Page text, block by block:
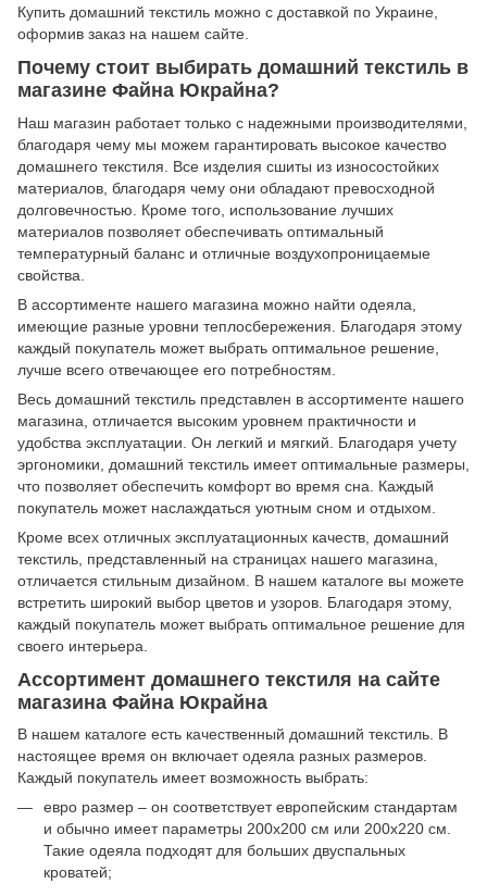
Купить домашний текстиль можно с доставкой по Украине,
оформив заказ на нашем сайте.
Почему стоит выбирать домашний текстиль в
магазине Файна Юкрайна?
Наш магазин работает только с надежными производителями,
благодаря чему мы можем гарантировать высокое качество
домашнего текстиля. Все изделия сшиты из износостойких
материалов, благодаря чему они обладают превосходной
долговечностью. Кроме того, использование лучших
материалов позволяет обеспечивать оптимальный
температурный баланс и отличные воздухопроницаемые
свойства.
В ассортименте нашего магазина можно найти одеяла,
имеющие разные уровни теплосбережения. Благодаря этому
каждый покупатель может выбрать оптимальное решение,
лучше всего отвечающее его потребностям.
Весь домашний текстиль представлен в ассортименте нашего
магазина, отличается высоким уровнем практичности и
удобства эксплуатации. Он легкий и мягкий. Благодаря учету
эргономики, домашний текстиль имеет оптимальные размеры,
что позволяет обеспечить комфорт во время сна. Каждый
покупатель может наслаждаться уютным сном и отдыхом.
Кроме всех отличных эксплуатационных качеств, домашний
текстиль, представленный на страницах нашего магазина,
отличается стильным дизайном. В нашем каталоге вы можете
встретить широкий выбор цветов и узоров. Благодаря этому,
каждый покупатель может выбрать оптимальное решение для
своего интерьера.
Ассортимент домашнего текстиля на сайте
магазина Файна Юкрайна
В нашем каталоге есть качественный домашний текстиль. В
настоящее время он включает одеяла разных размеров.
Каждый покупатель имеет возможность выбрать:
евро размер – он соответствует европейским стандартам
и обычно имеет параметры 200х200 см или 200х220 см.
Такие одеяла подходят для больших двуспальных
кроватей;